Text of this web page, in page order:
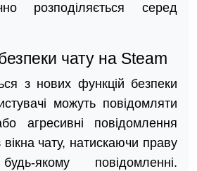
розподіляється серед
чату на Steam
з нових функцій безпеки
можуть повідомляти
агресивні повідомлення
чату, натискаючи праву
якому повідомленні.